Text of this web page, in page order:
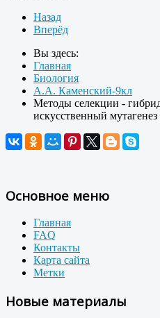
Назад
Вперёд
Вы здесь:
Главная
Биология
А.А. Каменский-9кл
Методы селекции -
искусственный
Основное меню
Главная
FAQ
Контакты
Карта сайта
Метки
Новые материалы